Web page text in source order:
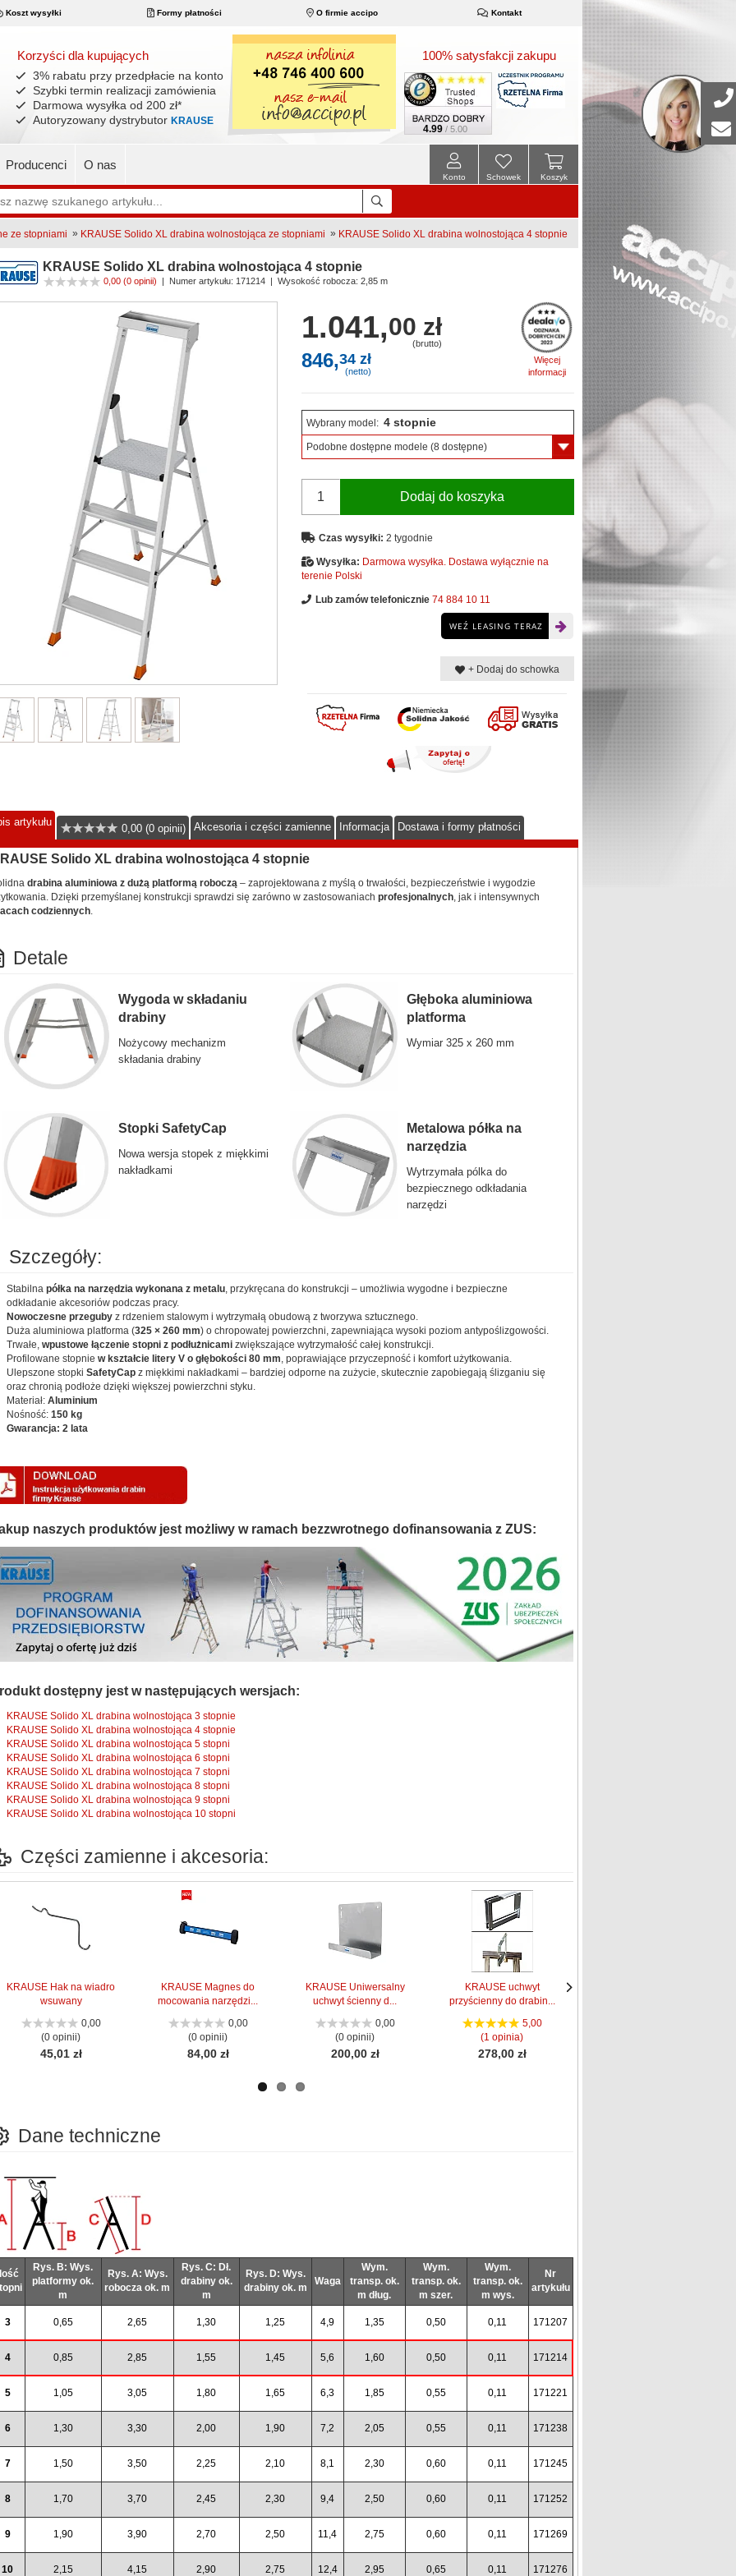
Koszt wysyłki Formy płatności O firmie accipo Kontakt
Korzyści dla kupujących
3% rabatu przy przedpłacie na konto
Szybki termin realizacji zamówienia
Darmowa wysyłka od 200 zł*
Autoryzowany dystrybutor KRAUSE
100% satysfakcji zakupu
4.99 / 5.00
Producenci O nas
Koszyk
Schowek
Konto
ze stopniami » KRAUSE Solido XL drabina wolnostojąca ze stopniami » KRAUSE Solido XL drabina wolnostojąca 4 stopnie
KRAUSE Solido XL drabina wolnostojąca 4 stopnie
0,00 (0 opinii) | Numer artykułu: 171214 | Wysokość robocza: 2,85 m
Więcej
informacji
1.041,00 zł
(brutto)
846,34 zł
(netto)
Wybrany model: 4 stopnie
Podobne dostępne modele (8 dostępne)
Dodaj do koszyka
Czas wysyłki: 2 tygodnie
Wysyłka: Darmowa wysyłka. Dostawa wyłącznie na
terenie Polski
Lub zamów telefonicznie 74 884 10 11
WEŹ LEASING TERAZ
+ Dodaj do schowka
artykułu
0,00 (0 opinii) Akcesoria i części zamienne Informacja Dostawa i formy płatności
Solido XL drabina wolnostojąca 4 stopnie
drabina aluminiowa z dużą platformą roboczą– zaprojektowana z myślą o trwałości, bezpieczeństwie i wygodzie
Dzięki przemyślanej konstrukcji sprawdzi się zarówno w zastosowaniach profesjonalnych, jak i intensywnych
codziennych.
Detale
Wygoda w składaniu
drabiny
Nożycowy mechanizm
składania drabiny
Głęboka aluminiowa
platforma
Wymiar 325 x 260 mm
Stopki SafetyCap
Nowa wersja stopek z miękkimi
nakładkami
Metalowa półka na
narzędzia
Wytrzymała pólka do
bezpiecznego odkładania
narzędzi
Szczegóły:
Stabilna półka na narzędzia wykonana z metalu, przykręcana do konstrukcji – umożliwia wygodne i bezpieczne
odkładanie akcesoriów podczas pracy.
Nowoczesne przegubyz rdzeniem stalowym i wytrzymałą obudową z tworzywa sztucznego.
Duża aluminiowa platforma (325 × 260 mm) o chropowatej powierzchni, zapewniająca wysoki poziom antypoślizgowości.
Trwałe, wpustowe łączenie stopni z podłużnicamizwiększające wytrzymałość całej konstrukcji.
Profilowane stopnie w kształcie litery V o głębokości 80 mm , poprawiające przyczepność i komfort użytkowania.
Ulepszone stopki SafetyCapz miękkimi nakładkami – bardziej odporne na zużycie, skutecznie zapobiegają ślizganiu się
oraz chronią podłoże dzięki większej powierzchni styku.
Materiał: Aluminium
Nośność: 150 kg
Gwarancja: 2 lata
naszych produktów jest możliwy w ramach bezzwrotnego dofinansowania z ZUS:
dostępny jest w następujących wersjach:
KRAUSE Solido XL drabina wolnostojąca 3 stopnie
KRAUSE Solido XL drabina wolnostojąca 4 stopnie
KRAUSE Solido XL drabina wolnostojąca 5 stopni
KRAUSE Solido XL drabina wolnostojąca 6 stopni
KRAUSE Solido XL drabina wolnostojąca 7 stopni
KRAUSE Solido XL drabina wolnostojąca 8 stopni
KRAUSE Solido XL drabina wolnostojąca 9 stopni
KRAUSE Solido XL drabina wolnostojąca 10 stopni
Części zamienne i akcesoria:
KRAUSE Hak na wiadro
wsuwany
0,00
(0 opinii)
45,01 zł
KRAUSE Magnes do
mocowania narzędzi...
0,00
(0 opinii)
84,00 zł
KRAUSE Uniwersalny
uchwyt ścienny d...
0,00
(0 opinii)
200,00 zł
KRAUSE uchwyt
przyścienny do drabin...
5,00
(1 opinia)
278,00 zł
Dane techniczne
Rys. B: Wys.
platformy ok.
m
Rys. A: Wys.
robocza ok. m
Rys. C: Dł.
drabiny ok.
m
Rys. D: Wys.
drabiny ok. m
Waga
Wym.
transp. ok.
m dług.
Wym.
transp. ok.
m szer.
Wym.
transp. ok.
m wys.
Nr
artykułu
3 0,65 2,65 1,30 1,25 4,9 1,35 0,50 0,11 171207
4 0,85 2,85 1,55 1,45 5,6 1,60 0,50 0,11 171214
5 1,05 3,05 1,80 1,65 6,3 1,85 0,55 0,11 171221
6 1,30 3,30 2,00 1,90 7,2 2,05 0,55 0,11 171238
7 1,50 3,50 2,25 2,10 8,1 2,30 0,60 0,11 171245
8 1,70 3,70 2,45 2,30 9,4 2,50 0,60 0,11 171252
9 1,90 3,90 2,70 2,50 11,4 2,75 0,60 0,11 171269
10 2,15 4,15 2,90 2,75 12,4 2,95 0,65 0,11 171276